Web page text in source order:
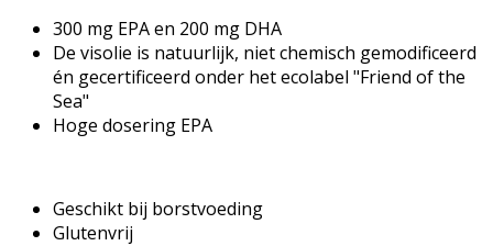
300 mg EPA en 200 mg DHA
De visolie is natuurlijk, niet chemisch gemodificeerd
én gecertificeerd onder het ecolabel "Friend of the
Sea"
Hoge dosering EPA
Geschikt bij borstvoeding
Glutenvrij